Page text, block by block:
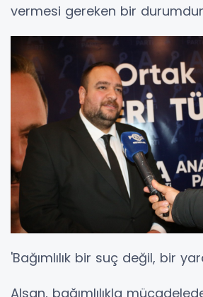
vermesi gereken bir
'Bağımlılık bir suç değil, bir
Alsan, bağımlılıkla